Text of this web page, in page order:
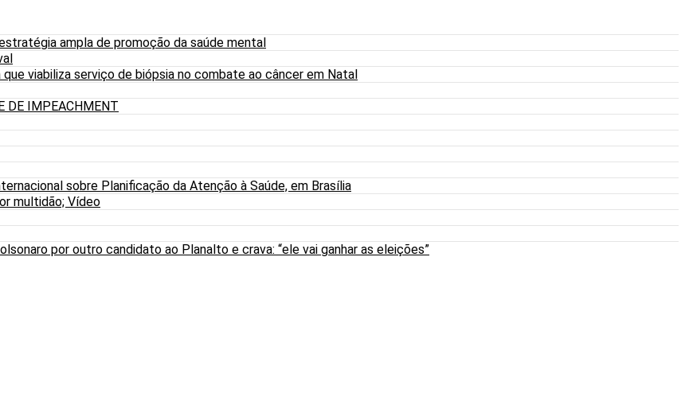
ampla de promoção da saúde mental
viabiliza serviço de biópsia no combate ao câncer em Natal
DE IMPEACHMENT
sobre Planificação da Atenção à Saúde, em Brasília
multidão; Vídeo
por outro candidato ao Planalto e crava: “ele vai ganhar as eleições”